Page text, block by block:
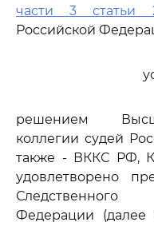
части 3 статьи
Российской
решением
коллегии судей
также - ВККС РФ,
удовлетворено
Следственного
Федерации (далее